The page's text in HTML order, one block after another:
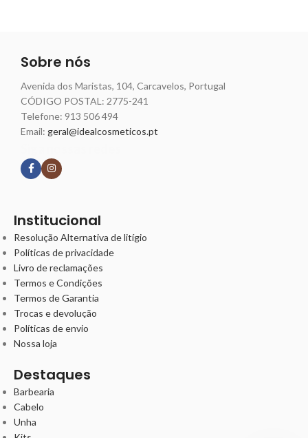
Sobre nós
Avenida dos Maristas, 104, Carcavelos, Portugal
CÓDIGO POSTAL: 2775-241
Telefone: 913 506 494
Email: geral@idealcosmeticos.pt
Institucional
Resolução Alternativa de litígio
Políticas de privacidade
Livro de reclamações
Termos e Condições
Termos de Garantia
Trocas e devolução
Políticas de envio
Nossa loja
Destaques
Barbearia
Cabelo
Unha